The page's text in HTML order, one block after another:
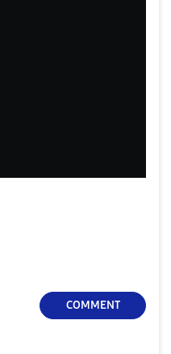
COMMENT